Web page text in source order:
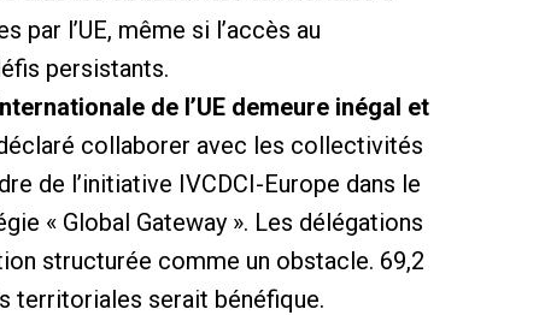
l’UE, même si l’accès au
persistants.
de l’UE demeure inégal et
collaborer avec les collectivités
de l’initiative IVCDCI-Europe dans le
« Global Gateway ». Les délégations
structurée comme un obstacle. 69,2
territoriales serait bénéfique.